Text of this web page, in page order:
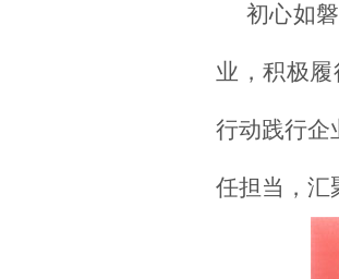
初心如
业，积极
行动践行企
任担当，汇